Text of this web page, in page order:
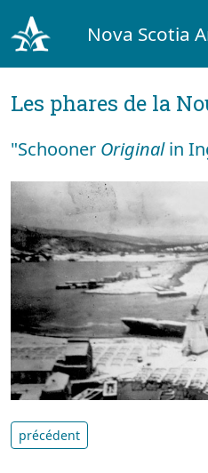
Nova Scotia
Les phares de la
"Schooner Originalin
précédent